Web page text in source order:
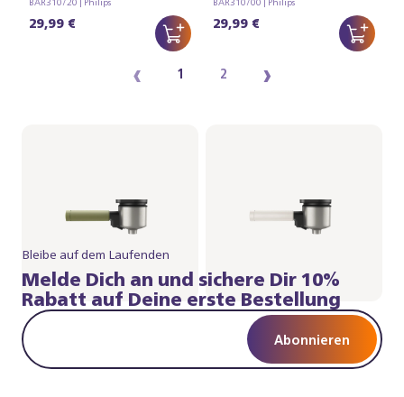
29,99 € 29,99 €
‹ 1 2 ›
Bleibe auf dem Laufenden
Melde Dich an und sichere Dir 10%
Rabatt auf Deine erste Bestellung
Abonnieren